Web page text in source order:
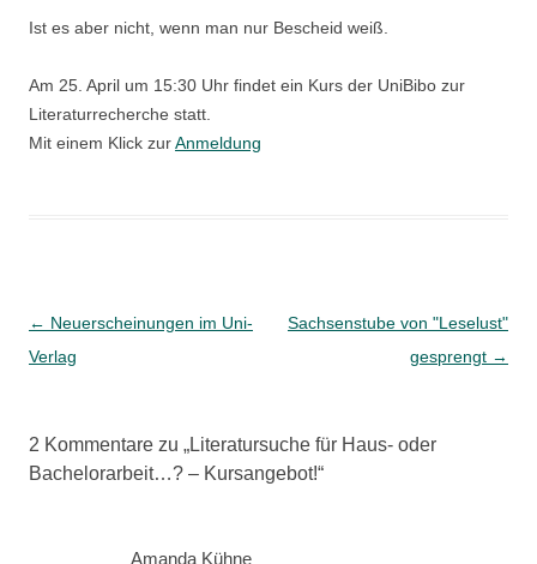
Ist es aber nicht, wenn man nur Bescheid weiß.
Am 25. April um 15:30 Uhr findet ein Kurs der UniBibo zur
Literaturrecherche statt.
Mit einem Klick zurAnmeldung
Beitragsnavigation
← Neuerscheinungen im Uni-
Verlag
Sachsenstube von "Leselust"
gesprengt →
2 Kommentare zu „Literatursuche für Haus- oder
Bachelorarbeit…? – Kursangebot!“
Amanda Kühne